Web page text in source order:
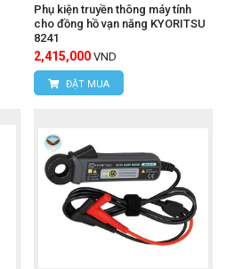
Phụ kiện truyền thông máy tính
cho đồng hồ vạn năng KYORITSU
8241
2,415,000 VND
ĐẶT MUA